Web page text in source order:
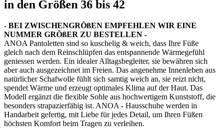
in den Größen 36 bis 42
- BEI ZWISCHENGRÖßEN EMPFEHLEN WIR EINE
NUMMER GRÖßER ZU BESTELLEN -
ANOA Pantoletten sind so kuschelig & weich, dass Ihre Füße
gleich nach dem Reinschlüpfen das entspannende Wärmegefühl
geniessen werden. Ein idealer Alltagsbegleiter, sie bewähren sich
aber auch ausgezeichnet im Freien. Das angenehme Innenleben aus
natürlicher Schafwolle fühlt sich samtig weich an, sie reizt nicht,
spendet Wärme und erzeugt optimales Klima auf der Haut. Das
Modell ergänzt die flexible Sohle aus hochwertigem Kunststoff, die
besonders strapazierfähig ist. ANOA - Hausschuhe werden in
Handarbeit gefertig, mit Liebe für jedes Detail, um Ihren Füßen
höchsten Komfort beim Tragen zu verleihen.